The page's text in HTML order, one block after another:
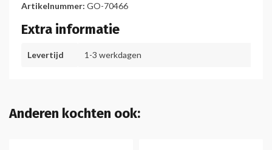
Artikelnummer: GO-70466
Extra informatie
Levertijd 1-3 werkdagen
Anderen kochten ook: